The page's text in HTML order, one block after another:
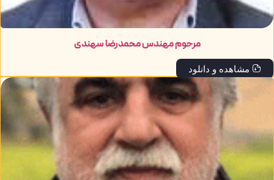
مرحوم مهندس محمدرضا سهندی
مشاهده و دانلود